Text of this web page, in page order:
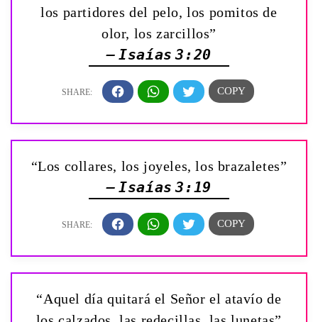
los partidores del pelo, los pomitos de
olor, los zarcillos”
— Isaías 3:20
“Los collares, los joyeles, los brazaletes”
— Isaías 3:19
“Aquel día quitará el Señor el atavío de